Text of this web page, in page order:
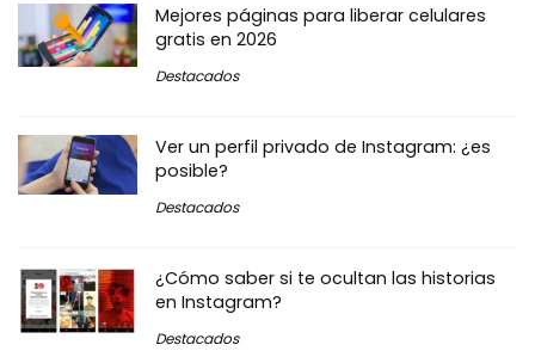
Mejores páginas para liberar celulares
gratis en 2026
Destacados
Ver un perfil privado de Instagram: ¿es
posible?
Destacados
¿Cómo saber si te ocultan las historias
en Instagram?
Destacados